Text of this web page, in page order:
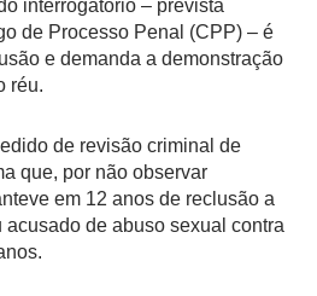
interrogatório – prevista
de Processo Penal (CPP) – é
e demanda a demonstração
réu.
de revisão criminal de
que, por não observar
em 12 anos de reclusão a
de abuso sexual contra